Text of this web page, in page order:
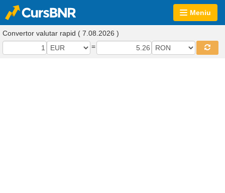
Meniu
Convertor valutar rapid ( 7.08.2026 )
=